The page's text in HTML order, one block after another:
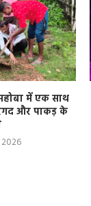
में एक साथ
और पाकड़ के